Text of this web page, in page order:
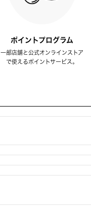
ポイントプログラム
一部店舗と公式オンラインストア
で使えるポイントサービス。